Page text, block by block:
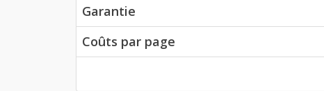
Garantie
Coûts par page